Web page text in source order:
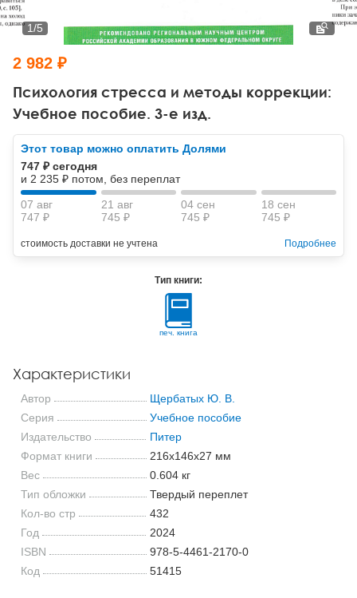
Тревожные расстройства, панические атаки
Психодрама
Другие направления психотерапии
Классический, эриксоновский гипноз и НЛП
НЛП
Психология труда и эргономика
Социальная психология
Социальная и организационная психология
Классический и юнгианский психоанализ
Психология стресса и методы коррекции:
Учебное пособие. 3-е изд.
1/5
2 982 ₽
Этот товар можно оплатить Долями
747 ₽ сегодня
и 2 235 ₽ потом, без переплат
07 авг
747 ₽
21 авг
745 ₽
04 сен
745 ₽
18 сен
745 ₽
стоимость доставки не учтена Подробнее
Тип книги:
печ. книга
Характеристики
Автор
Щербатых Ю. В.
Серия
Учебное пособие
Издательство
Питер
Формат книги
216x146x27 мм
Вес
0.604 кг
Тип обложки
Твердый переплет
Кол-во стр
432
Год
2024
ISBN
978-5-4461-2170-0
Код
51415